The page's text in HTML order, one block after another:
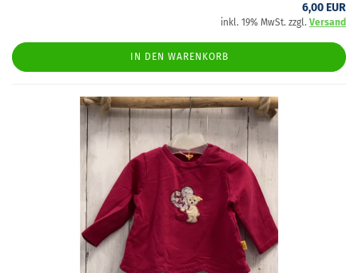
6,00 EUR
inkl. 19% MwSt. zzgl. Versand
IN DEN WARENKORB